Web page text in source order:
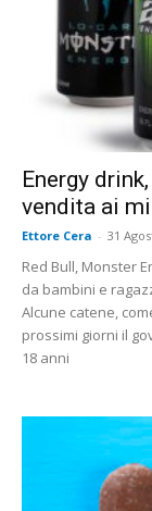
Energy
vendita ai
Ettore Cera - 31
Red Bull, Monster
da bambini e
Alcune catene,
prossimi giorni il
18 anni